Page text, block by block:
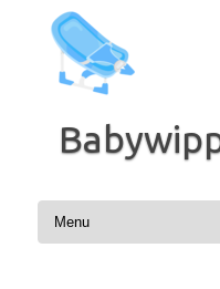
Inhalt
springen